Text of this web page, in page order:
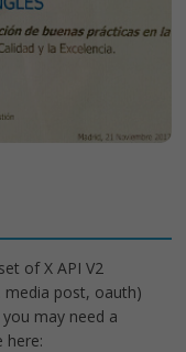
of X API V2
media post, oauth)
may need a
here: